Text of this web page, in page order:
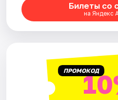
Билеты со
на Яндекс
ПРОМОКОД